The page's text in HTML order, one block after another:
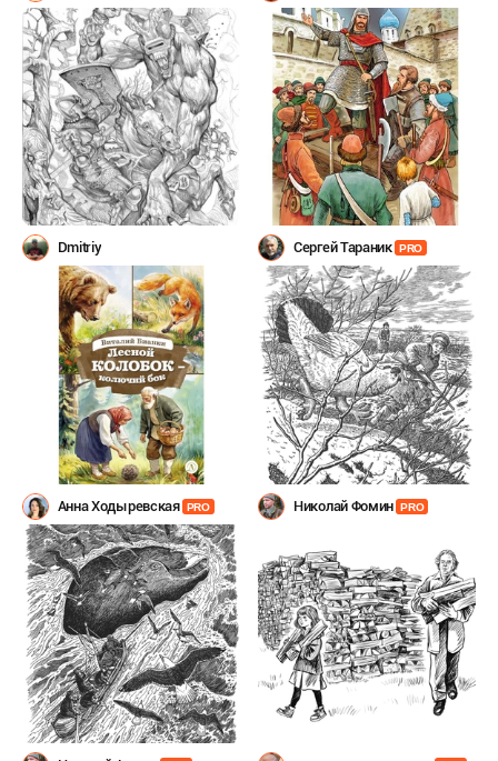
Шевченко
Dmitriy Сергей Тараник PRO
Анна Ходыревская PRO Николай Фомин PRO